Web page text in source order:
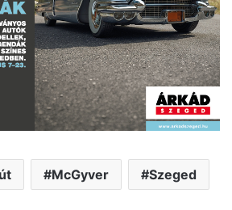
McGyver Szeged